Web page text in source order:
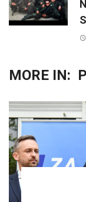
MORE IN: